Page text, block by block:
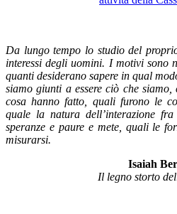
Da lungo tempo lo studio del
interessi degli uomini. I motivi sono
quanti desiderano sapere in qual
siamo giunti a essere ciò che
cosa hanno fatto, quali furono le
quale la natura dell’interazione
speranze e paure e mete, quali le
misurarsi.
Isaiah
Il legno storto